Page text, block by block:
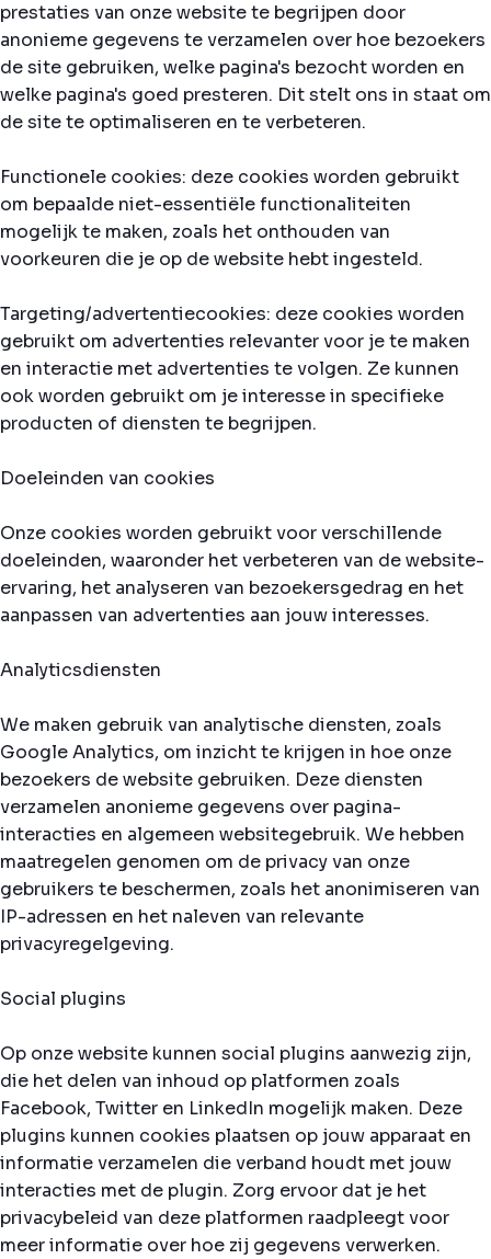
prestaties van onze website te begrijpen door
anonieme gegevens te verzamelen over hoe bezoekers
de site gebruiken, welke pagina's bezocht worden en
welke pagina's goed presteren. Dit stelt ons in staat om
de site te optimaliseren en te verbeteren.
Functionele cookies: deze cookies worden gebruikt
om bepaalde niet-essentiële functionaliteiten
mogelijk te maken, zoals het onthouden van
voorkeuren die je op de website hebt ingesteld.
Targeting/advertentiecookies: deze cookies worden
gebruikt om advertenties relevanter voor je te maken
en interactie met advertenties te volgen. Ze kunnen
ook worden gebruikt om je interesse in specifieke
producten of diensten te begrijpen.
Doeleinden van cookies
Onze cookies worden gebruikt voor verschillende
doeleinden, waaronder het verbeteren van de website-
ervaring, het analyseren van bezoekersgedrag en het
aanpassen van advertenties aan jouw interesses.
Analyticsdiensten
We maken gebruik van analytische diensten, zoals
Google Analytics, om inzicht te krijgen in hoe onze
bezoekers de website gebruiken. Deze diensten
verzamelen anonieme gegevens over pagina-
interacties en algemeen websitegebruik. We hebben
maatregelen genomen om de privacy van onze
gebruikers te beschermen, zoals het anonimiseren van
IP-adressen en het naleven van relevante
privacyregelgeving.
Social plugins
Op onze website kunnen social plugins aanwezig zijn,
die het delen van inhoud op platformen zoals
Facebook, Twitter en LinkedIn mogelijk maken. Deze
plugins kunnen cookies plaatsen op jouw apparaat en
informatie verzamelen die verband houdt met jouw
interacties met de plugin. Zorg ervoor dat je het
privacybeleid van deze platformen raadpleegt voor
meer informatie over hoe zij gegevens verwerken.